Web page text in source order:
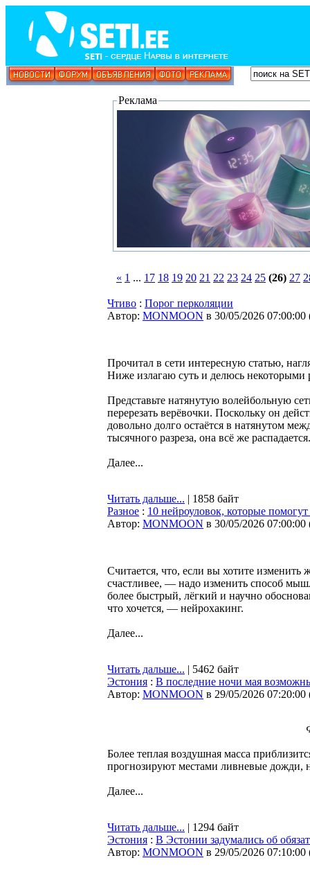
Реклама
« 1 ... 17 18 19 20 21 22 23 24 25 (26) 27
Чтиво : Порог перколяции
Автор: MONMOON в 30/05/2026 07:00:00
Прочитал в сети интересную статью,
Ниже излагаю суть и делюсь некоторыми
Представьте натянутую волейбольную
перерезать верёвочки. Поскольку он
довольно долго остаётся в натянутом
тысячного разреза, она всё же распадается.
Далее...
Читать дальше... | 1858 байт
Разное : 10 нейроуловок, которые
Автор: MONMOON в 30/05/2026 07:00:00
Считается, что, если вы хотите изменить
счастливее, — надо изменить способ
более быстрый, лёгкий и научно
что хочется, — нейрохакинг.
Далее...
Читать дальше... | 5462 байт
Эстония : В последние ночи мая
Автор: MONMOON в 29/05/2026 07:20:00
Более теплая воздушная масса
прогнозируют местами ливневые дожди,
Далее...
Читать дальше... | 1294 байт
Эстония : В Эстонии задумались об
Автор: MONMOON в 29/05/2026 07:10:00